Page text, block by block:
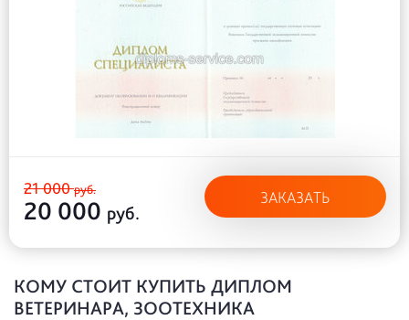
21 000руб.
20 000 руб.
ЗАКАЗАТЬ
КОМУ СТОИТ КУПИТЬ ДИПЛОМ
ВЕТЕРИНАРА, ЗООТЕХНИКА